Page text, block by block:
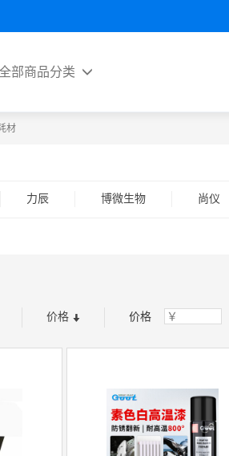
部商品分类
材
力辰 博微生物 尚仪
价格 价格